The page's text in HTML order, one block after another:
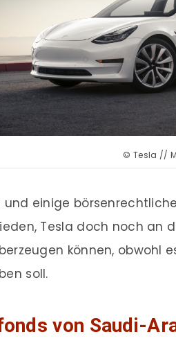
© Tesla //
und einige
Tesla doch noch an
können, obwohl
soll.
von Saudi-